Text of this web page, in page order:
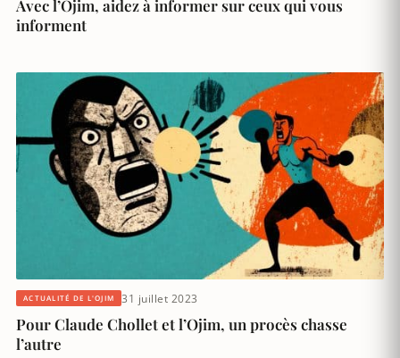
Avec l’Ojim, aidez à informer sur ceux qui vous
informent
ACTUALITÉ DE L'OJIM 31 juillet 2023
Pour Claude Chollet et l’Ojim, un procès chasse
l’autre